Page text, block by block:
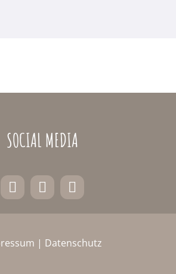
SOCIAL MEDIA
| Datenschutz